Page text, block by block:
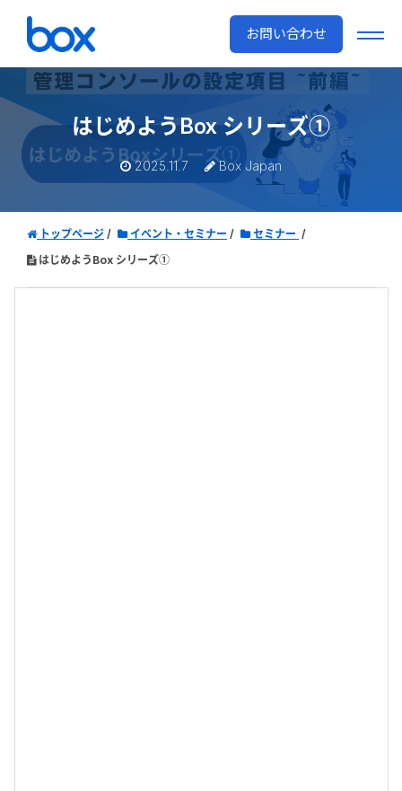
お問い合わせ
はじめようBox シリーズ①
2025.11.7 Box Japan
トップページ イベント・セミナー
セミナー
はじめようBox シリーズ①